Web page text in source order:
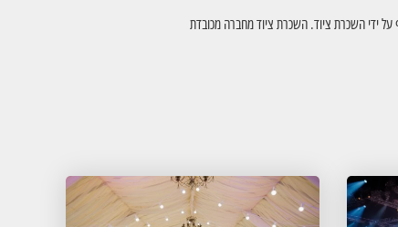
על ידי השכרת ציוד. השכרת ציוד מחברה מכובדת